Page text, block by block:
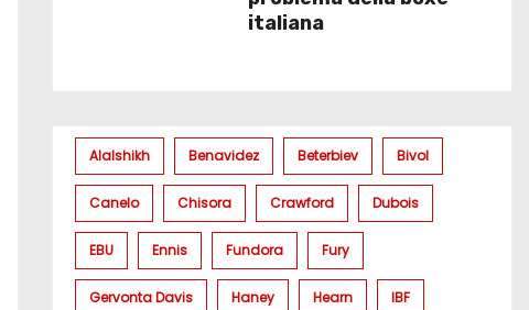
italiana
Alalshikh Benavidez Beterbiev Bivol
Canelo Chisora Crawford Dubois
EBU Ennis Fundora Fury
Gervonta Davis Haney Hearn IBF